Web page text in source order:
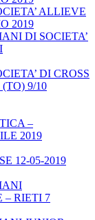
ALLIEVE
2019
DI SOCIETA’
DI CROSS
9/10
–
2019
12-05-2019
– RIETI 7